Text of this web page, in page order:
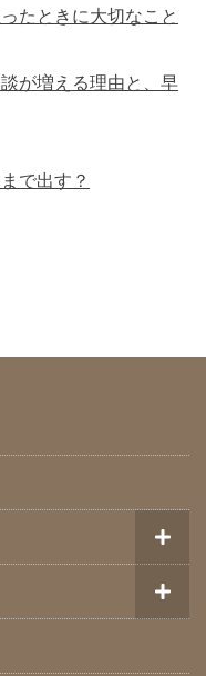
たときに大切なこと
が増える理由と、早
で出す？